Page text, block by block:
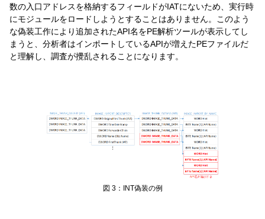
数の入口アドレスを格納するフィールドがIATにないため、実行時
にモジュールをロードしようとすることはありません。このよう
な偽装工作により追加されたAPI名をPE解析ツールが表示してし
まうと、分析者はインポートしているAPIが増えたPEファイルだ
と理解し、調査が攪乱されることになります。
図 3：INT偽装の例